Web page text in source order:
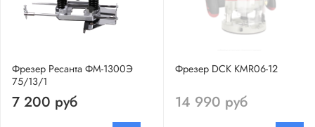
Фрезер Ресанта ФМ-1300Э
75/13/1
7 200 руб
Фрезер DCK KMR06-12
14 990 руб